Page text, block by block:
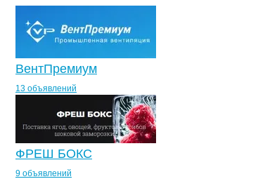
ВентПремиум
13 объявлений
ФРЕШ БОКС
9 объявлений